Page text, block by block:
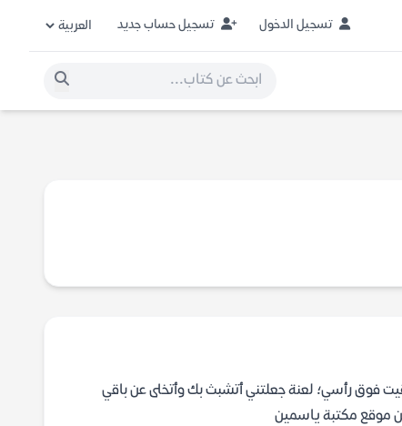
تسجيل الدخول تسجيل حساب جديد
فوق رأسي؛ لعنة جعلتني أتشبث بك وأتخلى عن باقي
موقع مكتبة ياسمين